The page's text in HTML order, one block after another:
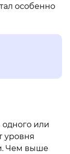
особенно
одного или
уровня
Чем выше